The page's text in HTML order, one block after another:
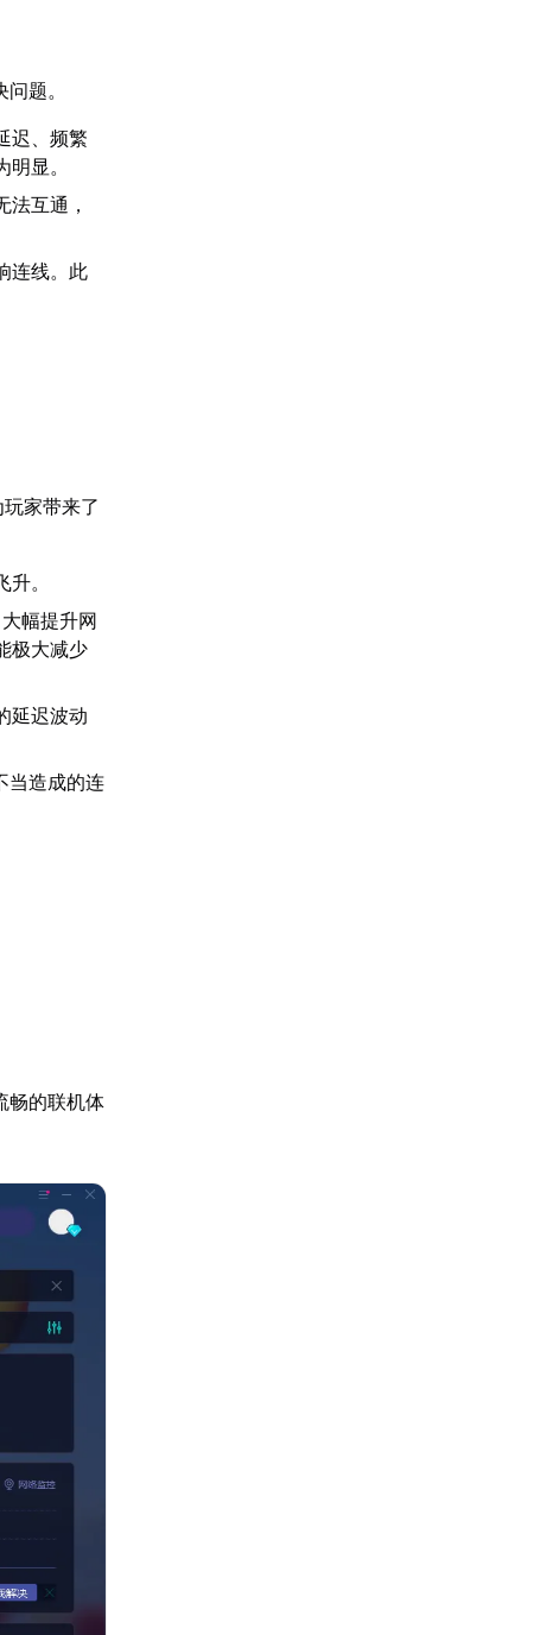
题。
迟、频繁
显。
法互通，
连线。此
玩家带来了
。
幅提升网
极大减少
延迟波动
当造成的连
畅的联机体